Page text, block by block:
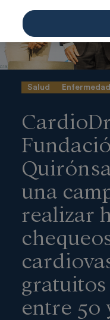
Salud
una
realizar
entre 50